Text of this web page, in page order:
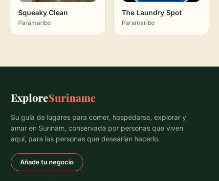
Squeaky Clean
Paramaribo
The Laundry Spot
Paramaribo
ExploreSuriname
Su guía de lugares para comer, hospedarse, explorar y
amar en Surinam, conservada por personas que viven
aquí, para las personas que desearían hacerlo.
Añade tu negocio